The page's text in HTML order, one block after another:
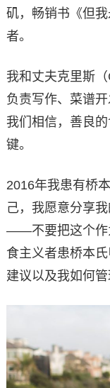
矶，畅销书《但
者。
我和丈夫克里斯
负责写作、菜谱
我们相信，善良
键。
2016年我患有桥
己，我愿意分享
——不要把这个作
食主义者患桥本
建议以及我如何管